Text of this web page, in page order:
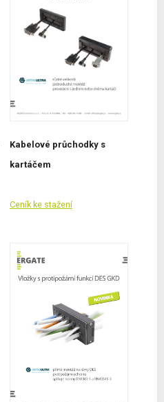
Kabelové průchodky s
kartáčem
Ceník ke stažení